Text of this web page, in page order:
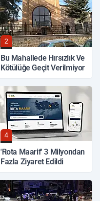
2
Bu Mahallede Hırsızlık Ve
Kötülüğe Geçit Verilmiyor
4
'Rota Maarif' 3 Milyondan
Fazla Ziyaret Edildi